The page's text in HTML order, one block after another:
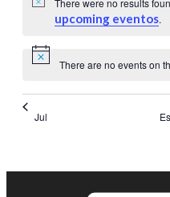
upcoming eventos.
There are no events on
Jul